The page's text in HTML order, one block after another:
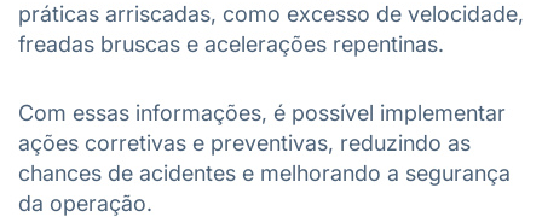
práticas arriscadas, como excesso de velocidade,
freadas bruscas e acelerações repentinas.
Com essas informações, é possível implementar
ações corretivas e preventivas, reduzindo as
chances de acidentes e melhorando a segurança
da operação.